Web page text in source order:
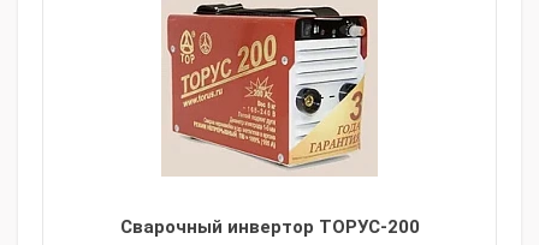
Сварочный инвертор ТОРУС-200